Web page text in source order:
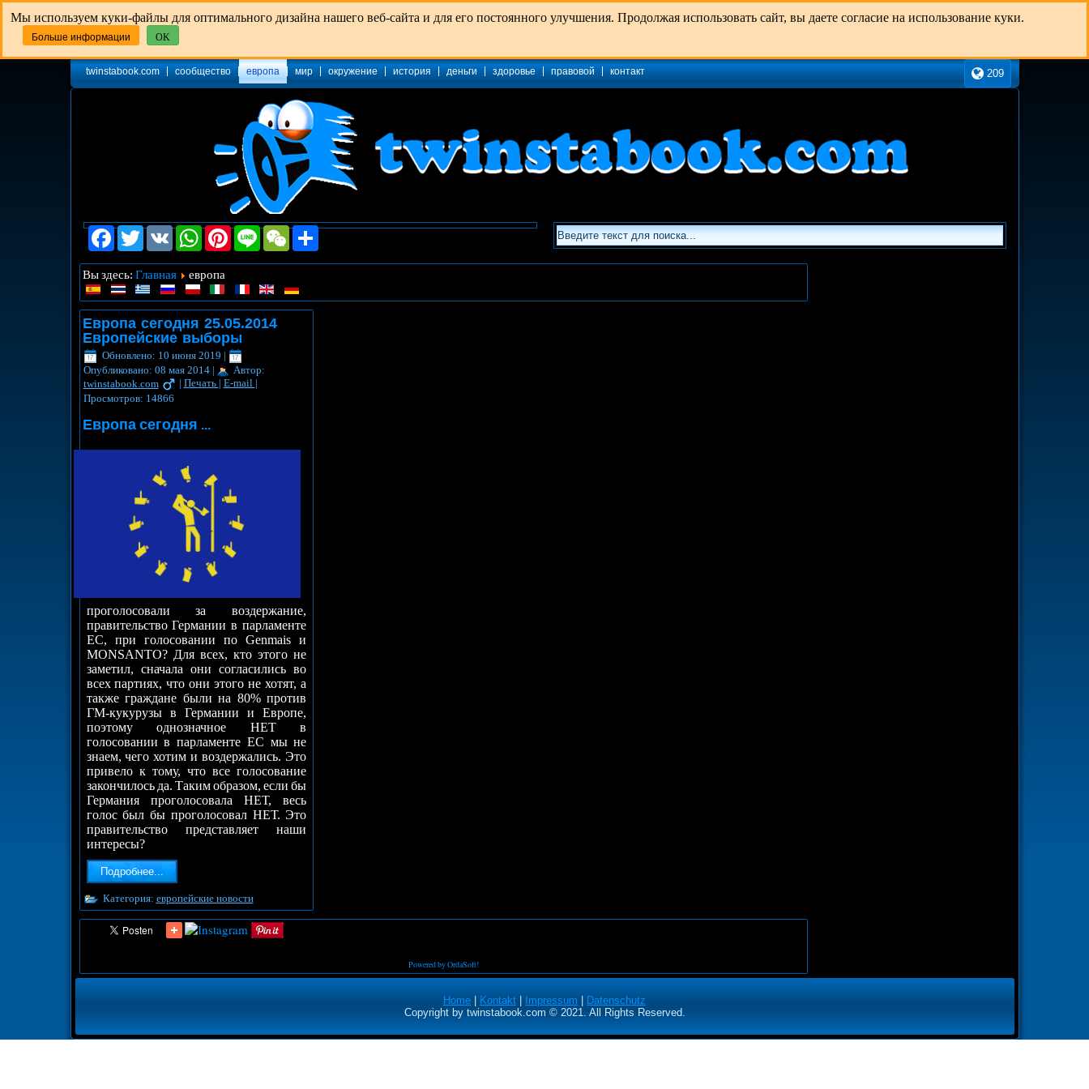
Мы используем куки-файлы для оптимального дизайна нашего веб-сайта и для его постоянного улучшения. Продолжая использовать сайт, вы даете согласие на использование куки.
Больше информации OK
209
twinstabook.com сообщество eвропа мир окружение история деньги здоровье правовой контакт
FacebookTwitterVK WhatsAppPinterest
Line WeChatShare
Вы здесь: Главная eвропа
Европа сегодня 25.05.2014
Европейские выборы
Обновлено: 10 июня 2019 |
Опубликовано: 08 мая 2014|
Автор:
twinstabook.com
| Печать | E-mail |
Просмотров: 14866
Европа сегодня ...
проголосовали за воздержание,
правительство Германии в парламенте
ЕС, при голосовании по Genmais и
MONSANTO? Для всех, кто этого не
заметил, сначала они согласились во
всех партиях, что они этого не хотят, а
также граждане были на 80% против
ГМ-кукурузы в Германии и Европе,
поэтому однозначное НЕТ в
голосовании в парламенте ЕС мы не
знаем, чего хотим и воздержались. Это
привело к тому, что все голосование
закончилось да. Таким образом, если бы
Германия проголосовала НЕТ, весь
голос был бы проголосовал НЕТ. Это
правительство представляет наши
интересы?
Подробнее...
Категория: европейские новости
Powered by OrdaSoft!
Home Kontakt Impressum
Datenschutz
Copyright by twinstabook.com © 2021. All Rights Reserved.